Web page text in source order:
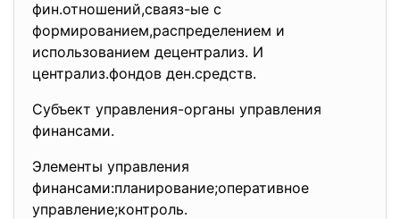
фин.отношений,сваяз-ые с
формированием,распределением и
использованием децентрализ. И
централиз.фондов ден.средств.
Субъект управления-органы управления
финансами.
Элементы управления
финансами:планирование;оперативное
управление;контроль.